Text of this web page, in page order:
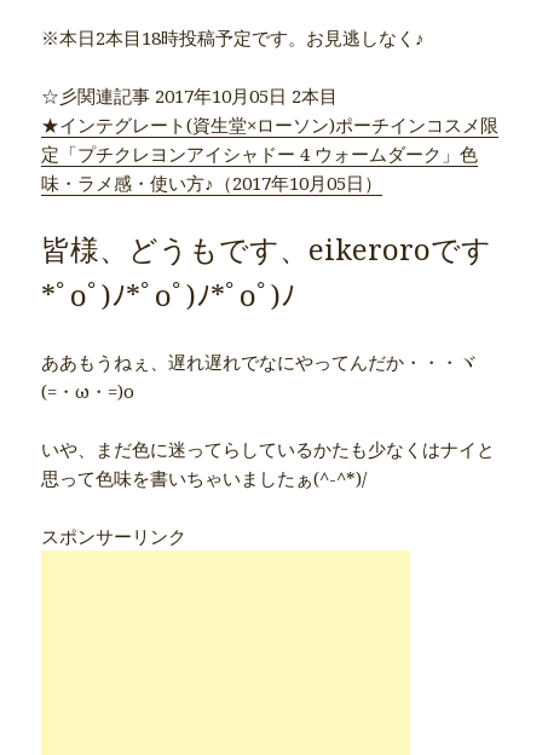
※本日2本目 18時投稿予定です。お見逃しなく♪
☆彡関連記事 2017年10月05日 2本目
★インテグレート(資生堂×ローソン)ポーチインコスメ限
定「プチクレヨンアイシャドー 4 ウォームダーク」色
味・ラメ感・使い方♪（2017年10月05日）
皆様、どうもです、eikeroroです
*ﾟoﾟ)ﾉ*ﾟoﾟ)ﾉ*ﾟoﾟ)ﾉ
ああもうねぇ、遅れ遅れでなにやってんだか・・・ヾ
(=・ω・=)o
いや、まだ色に迷ってらしているかたも少なくはナイと
思って色味を書いちゃいましたぁ(^-^*)/
スポンサーリンク